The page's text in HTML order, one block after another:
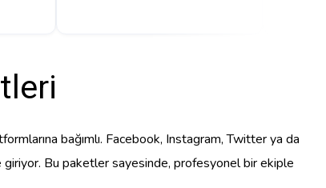
bağımlı. Facebook, Instagram, Twitter ya da
Bu paketler sayesinde, profesyonel bir ekiple